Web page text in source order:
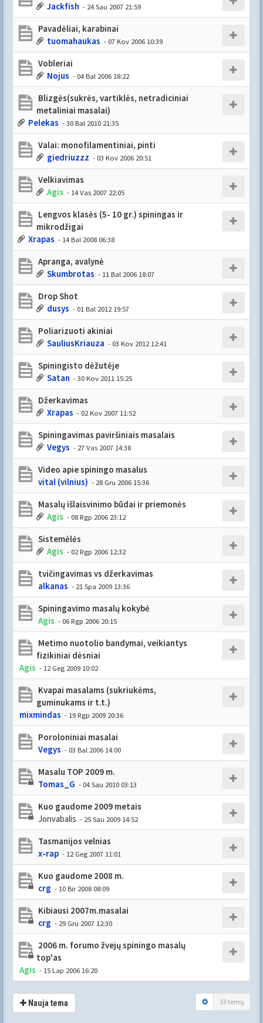
Jackfish - 24 Sau 2007 21:59
Pavadėliai, karabinai
tuomahaukas - 07 Kov 2006 10:39
Vobleriai
Nojus - 04 Bal 2006 18:22
Blizgės(sukrės, vartiklės, netradiciniai
metaliniai masalai)
Pelekas - 30 Bal 2010 21:35
Valai: monofilamentiniai, pinti
giedriuzzz - 03 Kov 2006 20:51
Velkiavimas
Agis - 14 Vas 2007 22:05
Lengvos klasės (5- 10 gr.) spiningas ir
mikrodžigai
Xrapas - 14 Bal 2008 06:38
Apranga, avalynė
Skumbrotas - 11 Bal 2006 18:07
Drop Shot
dusys - 01 Bal 2012 19:57
Poliarizuoti akiniai
SauliusKriauza - 03 Kov 2012 12:41
Spiningisto dėžutėje
Satan - 30 Kov 2011 15:25
Džerkavimas
Xrapas - 02 Kov 2007 11:52
Spiningavimas paviršiniais masalais
Vegys - 27 Vas 2007 14:38
Video apie spiningo masalus
vital (vilnius) - 28 Gru 2006 15:36
Masalų išlaisvinimo būdai ir priemonės
Agis - 08 Rgp 2006 23:12
Sistemėlės
Agis - 02 Rgp 2006 12:32
tvičingavimas vs džerkavimas
alkanas - 21 Spa 2009 13:36
Spiningavimo masalų kokybė
Agis - 06 Rgp 2006 20:15
Metimo nuotolio bandymai, veikiantys
fizikiniai dėsniai
Agis - 12 Geg 2009 10:02
Kvapai masalams (sukriukėms,
guminukams ir t.t.)
mixmindas - 19 Rgp 2009 20:36
Poroloniniai masalai
Vegys - 03 Bal 2006 14:00
Masalu TOP 2009 m.
Tomas_G - 04 Sau 2010 03:13
Kuo gaudome 2009 metais
Jonvabalis - 25 Sau 2009 14:52
Tasmanijos velnias
x-rap - 12 Geg 2007 11:01
Kuo gaudome 2008 m.
crg - 10 Bir 2008 08:09
Kibiausi 2007m.masalai
crg - 29 Gru 2007 12:30
2006 m. forumo žvejų spiningo masalų
top'as
Agis - 15 Lap 2006 16:20
Nauja tema 33 temų